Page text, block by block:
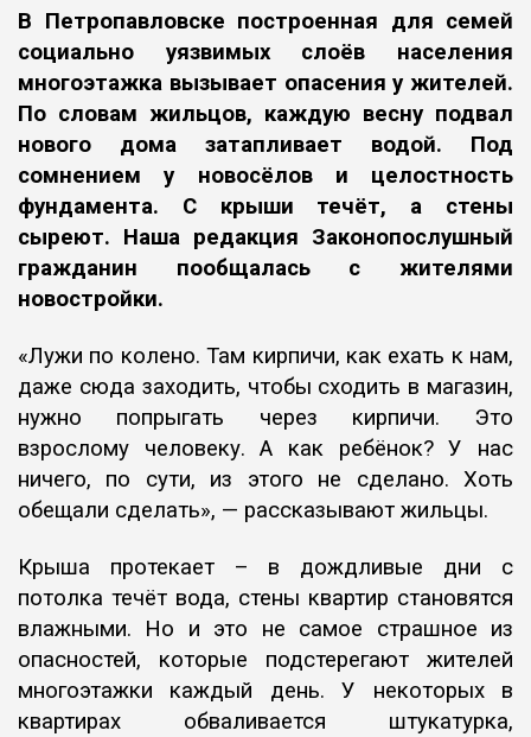
В Петропавловске построенная для семей
социально уязвимых слоёв населения
многоэтажка вызывает опасения у жителей.
По словам жильцов, каждую весну подвал
нового дома затапливает водой. Под
сомнением у новосёлов и целостность
фундамента. С крыши течёт, а стены
сыреют. Наша редакция Законопослушный
гражданин пообщалась с жителями
новостройки.
«Лужи по колено. Там кирпичи, как ехать к нам,
даже сюда заходить, чтобы сходить в магазин,
нужно попрыгать через кирпичи. Это
взрослому человеку. А как ребёнок? У нас
ничего, по сути, из этого не сделано. Хоть
обещали сделать», — рассказывают жильцы.
Крыша протекает – в дождливые дни с
потолка течёт вода, стены квартир становятся
влажными. Но и это не самое страшное из
опасностей, которые подстерегают жителей
многоэтажки каждый день. У некоторых в
квартирах обваливается штукатурка,